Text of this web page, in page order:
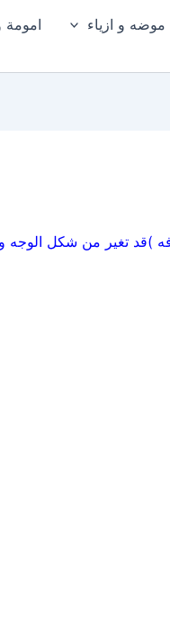
موضه و ازياء امومة
)قد تغير من شكل الوجه